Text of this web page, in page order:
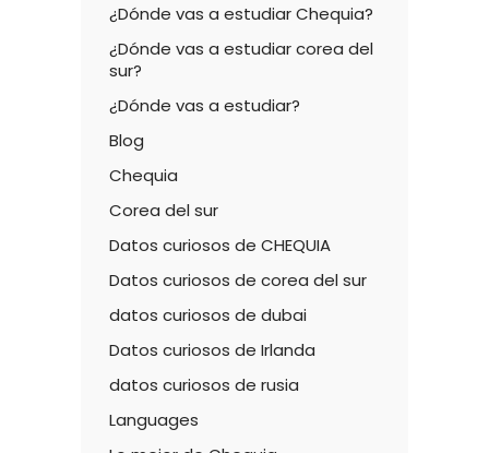
¿Dónde vas a estudiar Chequia?
¿Dónde vas a estudiar corea del
sur?
¿Dónde vas a estudiar?
Blog
Chequia
Corea del sur
Datos curiosos de CHEQUIA
Datos curiosos de corea del sur
datos curiosos de dubai
Datos curiosos de Irlanda
datos curiosos de rusia
Languages